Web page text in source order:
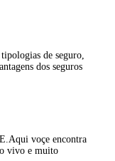
de seguro,
dos seguros
voçe encontra
vivo e muito